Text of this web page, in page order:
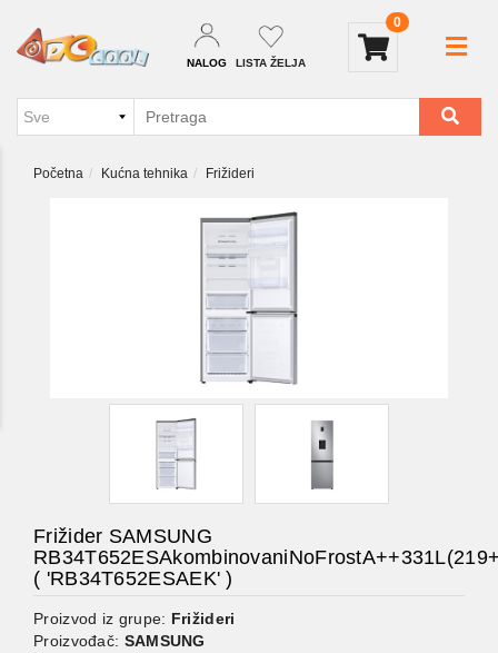
NALOG LISTA ŽELJA
0
Početna Kućna tehnika Frižideri
Frižider SAMSUNG
( 'RB34T652ESAEK' )
Proizvod iz grupe: Frižideri
Proizvođač: SAMSUNG